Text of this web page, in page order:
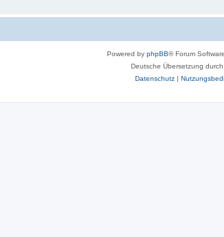
Powered by phpBB® Forum
Deutsche Übersetzung durch
Datenschutz|